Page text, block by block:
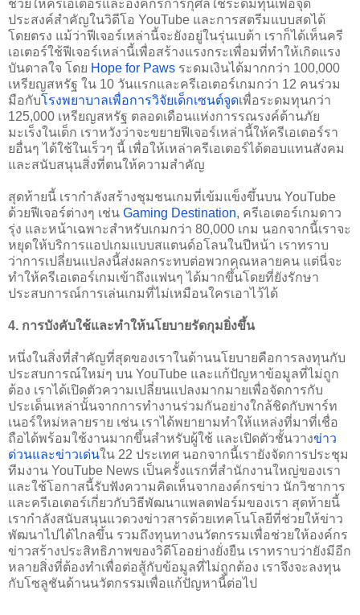
ช่วยให้ครีเอเตอร์และองค์กรการกุศลใช้ระดมทุนเพื่อจุด
ประสงค์สำคัญในวิดีโอ YouTube และการสตรีมแบบสดได้
โดยตรง แม้ว่าฟีเจอร์เหล่านี้จะยังอยู่ในรุ่นเบต้า เราก็ได้เห็นครี
เอเตอร์ใช้ฟีเจอร์เหล่านี้เพื่อสร้างแรงกระเพื่อมที่ทำให้เกิดแรง
บันดาลใจ โดย Hope for Paws ระดมเงินได้มากกว่า 100,000
เหรียญสหรัฐ ใน 10 วันแรกและครีเอเตอร์เกมกว่า 12 คนร่วม
มือกับโรงพยาบาลเพื่อการวิจัยเด็กเซนต์จูดเพื่อระดมทุนกว่า
125,000 เหรียญสหรัฐ ตลอดเดือนแห่งการรณรงค์ต้านภัย
มะเร็งในเด็ก เราหวังว่าจะขยายฟีเจอร์เหล่านี้ให้ครีเอเตอร์รา
ยอื่นๆ ได้ใช้ในเร็วๆ นี้ เพื่อให้เหล่าครีเอเตอร์ได้ตอบแทนสังคม
และสนับสนุนสิ่งที่ตนให้ความสำคัญ
สุดท้ายนี้ เรากำลังสร้างชุมชนเกมที่เข้มแข็งขึ้นบน YouTube
ด้วยฟีเจอร์ต่างๆ เช่น Gaming Destination, ครีเอเตอร์เกมดาว
รุ่ง และหน้าเฉพาะสำหรับเกมกว่า 80,000 เกม นอกจากนี้เราจะ
หยุดให้บริการแอปเกมแบบสแตนด์อโลนในปีหน้า เราทราบ
ว่าการเปลี่ยนแปลงนี้ส่งผลกระทบต่อพวกคุณหลายคน แต่นี่จะ
ทำให้ครีเอเตอร์เกมเข้าถึงแฟนๆ ได้มากขึ้นโดยที่ยังรักษา
ประสบการณ์การเล่นเกมที่ไม่เหมือนใครเอาไว้ได้
4. การบังคับใช้และทำให้นโยบายรัดกุมยิ่งขึ้น
หนึ่งในสิ่งที่สำคัญที่สุดของเราในด้านนโยบายคือการลงทุนกับ
ประสบการณ์ใหม่ๆ บน YouTube และแก้ปัญหาข้อมูลที่ไม่ถูก
ต้อง เราได้เปิดตัวความเปลี่ยนแปลงมากมายเพื่อจัดการกับ
ประเด็นเหล่านั้นจากการทำงานร่วมกันอย่างใกล้ชิดกับพาร์ท
เนอร์ใหม่หลายราย เช่น เราได้พยายามทำให้แหล่งที่มาที่เชื่อ
ถือได้พร้อมใช้งานมากขึ้นสำหรับผู้ใช้ และเปิดตัวชั้นวางข่าว
ด่วนและข่าวเด่นใน 22 ประเทศ นอกจากนี้เรายังจัดการประชุม
ทีมงาน YouTube News เป็นครั้งแรกที่สำนักงานใหญ่ของเรา
และใช้โอกาสนี้รับฟังความคิดเห็นจากองค์กรข่าว นักวิชาการ
และครีเอเตอร์เกี่ยวกับวิธีพัฒนาแพลตฟอร์มของเรา สุดท้ายนี้
เรากำลังสนับสนุนแวดวงข่าวสารด้วยเทคโนโลยีที่ช่วยให้ข่าว
พัฒนาไปได้ไกลขึ้น รวมถึงทุนทางนวัตกรรมเพื่อช่วยให้องค์กร
ข่าวสร้างประสิทธิภาพของวิดีโออย่างยั่งยืน เราทราบว่ายังมีอีก
หลายสิ่งที่ต้องทำเพื่อต่อสู้กับข้อมูลที่ไม่ถูกต้อง เราจึงจะลงทุน
กับโซลูชันด้านนวัตกรรมเพื่อแก้ปัญหานี้ต่อไป